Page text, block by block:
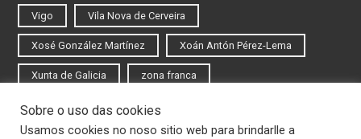
Vigo Vila Nova de Cerveira
Xosé González Martínez Xoán Antón Pérez-Lema
Xunta de Galicia zona franca
Iniciar sesión
Sobre o uso das cookies
Usamos cookies no noso sitio web para brindarlle a